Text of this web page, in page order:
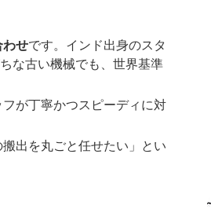
わせです。インド出身のスタ
な古い機械でも、世界基準
が丁寧かつスピーディに対
出を丸ごと任せたい」とい